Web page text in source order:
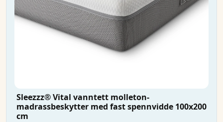
Sleezzz® Vital vanntett molleton-
madrassbeskytter med fast spennvidde 100x200
cm